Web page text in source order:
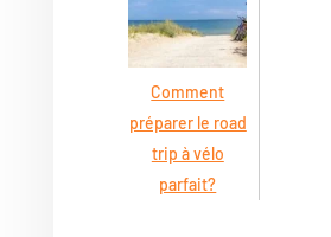
Comment
préparer le road
trip à vélo
parfait?